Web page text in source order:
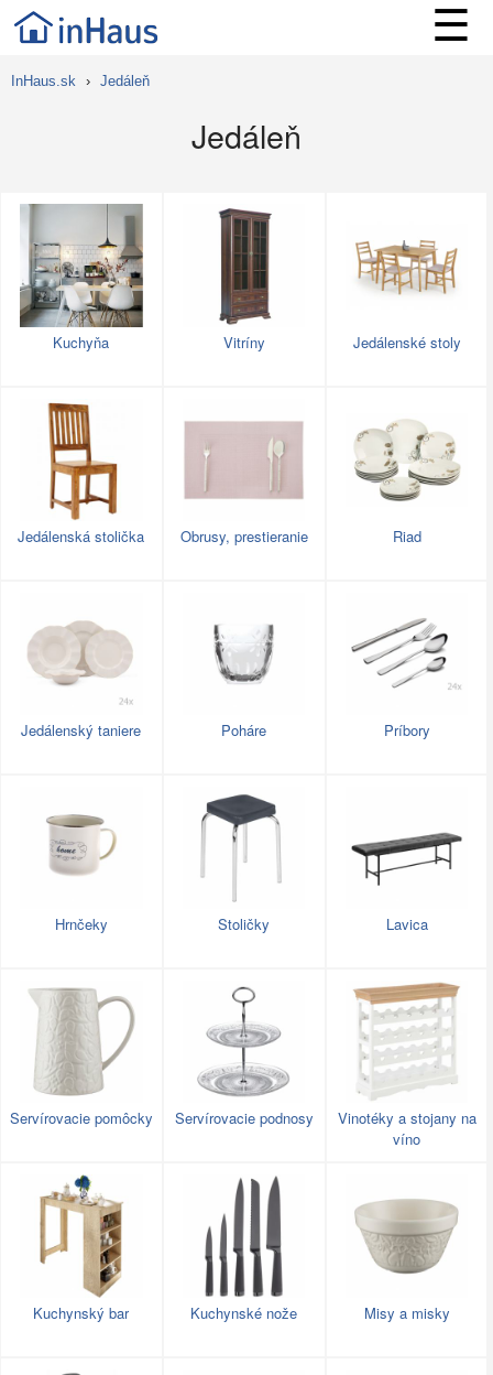
☰
InHaus.sk › Jedáleň
Jedáleň
Kuchyňa Vitríny Jedálenské stoly
Jedálenská stolička Obrusy, prestieranie Riad
Jedálenský taniere Poháre Príbory
Hrnčeky Stoličky Lavica
Servírovacie pomôcky Servírovacie podnosy
Vinotéky a stojany na
víno
Kuchynský bar Kuchynské nože Misy a misky